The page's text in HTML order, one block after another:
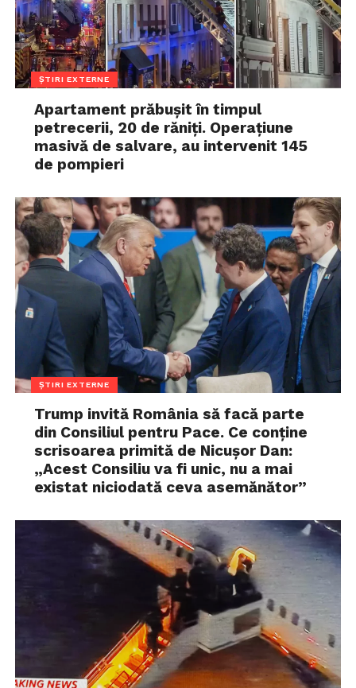
ȘTIRI EXTERNE
Apartament prăbușit în timpul
petrecerii, 20 de răniți. Operațiune
masivă de salvare, au intervenit 145
de pompieri
ȘTIRI EXTERNE
Trump invită România să facă parte
din Consiliul pentru Pace. Ce conține
scrisoarea primită de Nicușor Dan:
„Acest Consiliu va fi unic, nu a mai
existat niciodată ceva asemănător”